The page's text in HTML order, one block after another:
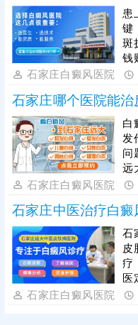
路
疗
成
定
患
患
键
斑
钱
癜
性
用
短
明
也
石家庄白癜风医院
石家庄哪个医院能
白
发
问
远
风
合
质
方
胞
程
杜
医
晒
石家庄白癜风医院
石家庄中医治疗白
石
皮
疗
医
石家庄白癜风医院